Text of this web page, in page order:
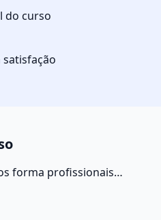
do curso
forma profissionais